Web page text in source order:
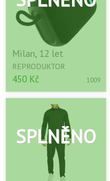
Milan, 12 let
REPRODUKTOR
450 Kč 1009